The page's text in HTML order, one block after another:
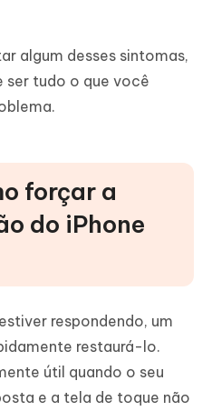
algum desses sintomas,
ser tudo o que você
forçar a
do iPhone
respondendo, um
restaurá-lo.
útil quando o seu
e a tela de toque não